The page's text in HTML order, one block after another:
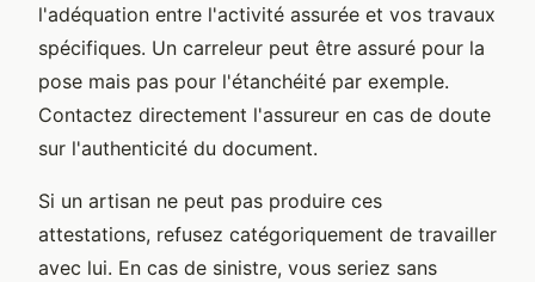
l'adéquation entre l'activité assurée et vos travaux
spécifiques. Un carreleur peut être assuré pour la
pose mais pas pour l'étanchéité par exemple.
Contactez directement l'assureur en cas de doute
sur l'authenticité du document.
Si un artisan ne peut pas produire ces
attestations, refusez catégoriquement de travailler
avec lui. En cas de sinistre, vous seriez sans